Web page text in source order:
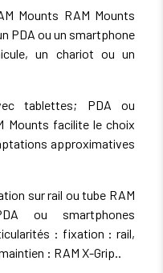
Mounts RAM Mounts
PDA ou un smartphone
un chariot ou un
tablettes; PDA ou
Mounts facilite le choix
approximatives
sur rail ou tube RAM
ou smartphones
: fixation : rail,
: RAM X-Grip..